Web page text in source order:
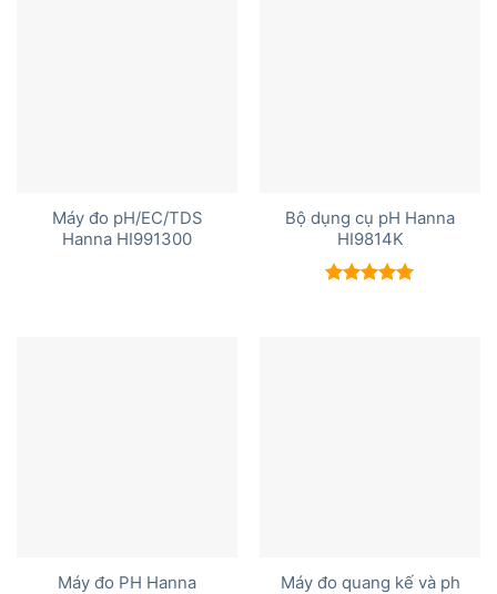
Máy đo pH/EC/TDS
Hanna HI991300
Bộ dụng cụ pH Hanna
HI9814K
Máy đo PH Hanna
Máy đo quang kế và ph